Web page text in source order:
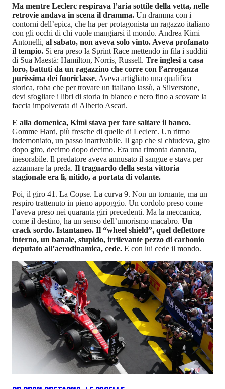
Ma mentre Leclerc respirava l’aria sottile della vetta, nelle
retrovie andava in scena il dramma. Un dramma con i
contorni dell’epica, che ha per protagonista un ragazzo italiano
con gli occhi di chi vuole mangiarsi il mondo. Andrea Kimi
Antonelli, al sabato, non aveva solo vinto. Aveva profanato
il tempio. Si era preso la Sprint Race mettendo in fila i sudditi
di Sua Maestà: Hamilton, Norris, Russell. Tre inglesi a casa
loro, battuti da un ragazzino che corre con l’arroganza
purissima dei fuoriclasse. Aveva artigliato una qualifica
storica, roba che per trovare un italiano lassù, a Silverstone,
devi sfogliare i libri di storia in bianco e nero fino a scovare la
faccia impolverata di Alberto Ascari.
E alla domenica, Kimi stava per fare saltare il banco.
Gomme Hard, più fresche di quelle di Leclerc. Un ritmo
indemoniato, un passo inarrivabile. Il gap che si chiudeva, giro
dopo giro, decimo dopo decimo. Era una rimonta dannata,
inesorabile. Il predatore aveva annusato il sangue e stava per
azzannare la preda. Il traguardo della sesta vittoria
stagionale era lì, nitido, a portata di volante.
Poi, il giro 41. La Copse. La curva 9. Non un tornante, ma un
respiro trattenuto in pieno appoggio. Un cordolo preso come
l’aveva preso nei quaranta giri precedenti. Ma la meccanica,
come il destino, ha un senso dell’umorismo macabro. Un
crack sordo. Istantaneo. Il “wheel shield”, quel deflettore
interno, un banale, stupido, irrilevante pezzo di carbonio
deputato all’aerodinamica, cede. E con lui cede il mondo.